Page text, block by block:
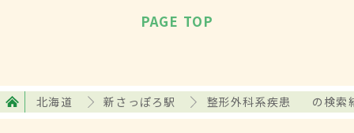
PAGE TOP
北海道 新さっぽろ駅 整形外科系疾患 の検索